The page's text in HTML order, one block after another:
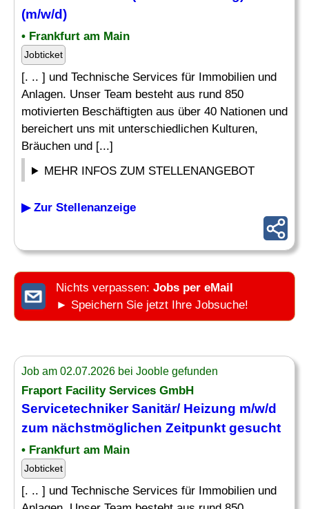
(m/w/d)
• Frankfurt am Main
Jobticket
[. .. ] und Technische Services für Immobilien und
Anlagen. Unser Team besteht aus rund 850
motivierten Beschäftigten aus über 40 Nationen und
bereichert uns mit unterschiedlichen Kulturen,
Bräuchen und [...]
MEHR INFOS ZUM STELLENANGEBOT
▶ Zur Stellenanzeige
Nichts verpassen: Jobs per eMail
► Speichern Sie jetzt Ihre Jobsuche!
Job am 02.07.2026 bei Jooble gefunden
Fraport Facility Services GmbH
Servicetechniker Sanitär/ Heizung m/w/d
zum nächstmöglichen Zeitpunkt gesucht
• Frankfurt am Main
Jobticket
[. .. ] und Technische Services für Immobilien und